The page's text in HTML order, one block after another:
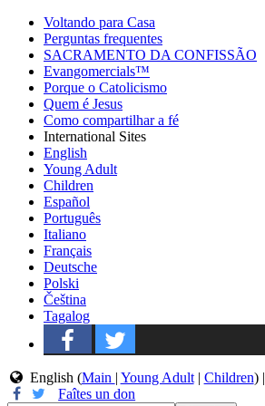
Voltando para Casa
Perguntas frequentes
SACRAMENTO DA CONFISSÃO
Evangomercials™
Porque o Catolicismo
Quem é Jesus
Como compartilhar a fé
International Sites
English
Young Adult
Children
Español
Português
Italiano
Français
Deutsche
Polski
Čeština
Tagalog
English (Main | Young Adult| Children) |
Faîtes un don